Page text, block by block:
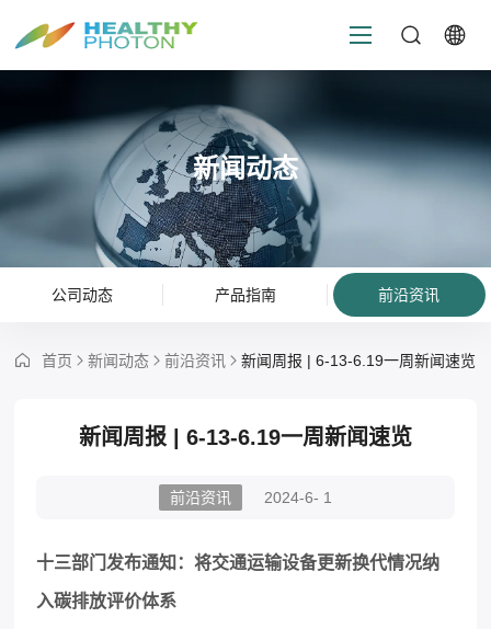
新闻动态
公司动态 产品指南 前沿资讯
首页 新闻动态 前沿资讯 新闻周报 | 6-13-6.19一周新闻速览
新闻周报 | 6-13-6.19一周新闻速览
前沿资讯 2024-6- 1
十三部门发布通知：将交通运输设备更新换代情况纳
入碳排放评价体系